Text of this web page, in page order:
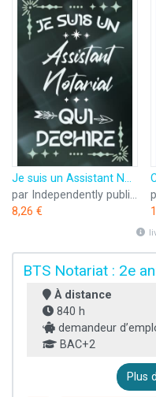
Je suis un Assistant Notarial qui déchire: Carnet de notes ligné pour homme secrétaire notaire Idée Cadeau personnalisé original vert joli rigolo ... nouveau ami proche fête ou encouragement
par Independently published
8,26 €
BTS Notariat : 2e
À distance
840 h
demandeur
BAC+2
Plus